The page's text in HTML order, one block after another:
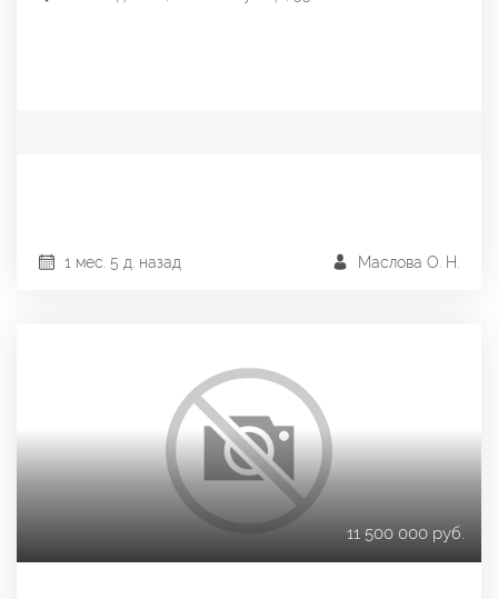
Маслова О. Н.
1 мес. 5 д. назад
11 500 000 руб.